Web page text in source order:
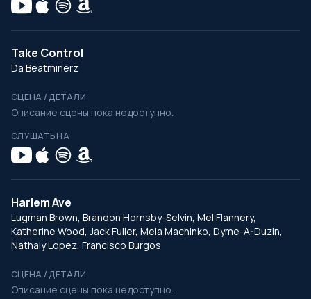
Take Control
Da Beatminerz
СЦЕНА / ДЕТАЛИ
Описание сцены пока недоступно.
СЛУШАТЬ НА
Harlem Ave
Lugman Brown, Brandon Hornsby-Selvin, Mel Flannery,
Katherine Wood, Jack Fuller, Mela Machinko, Dyme-A-Duzin,
Nathaly Lopez, Francisco Burgos
СЦЕНА / ДЕТАЛИ
Описание сцены пока недоступно.